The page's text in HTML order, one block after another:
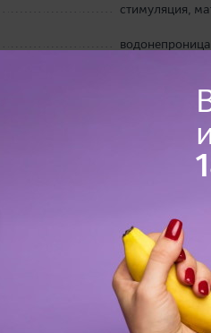
стимуляция,
не
мастурбатор,